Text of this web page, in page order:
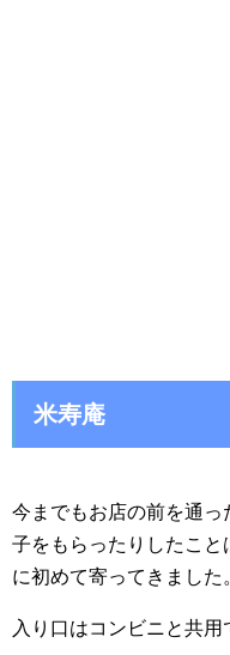
米寿庵
今までもお店の前を通
子をもらったりしたこと
に初めて寄ってきました
入り口はコンビニと共用